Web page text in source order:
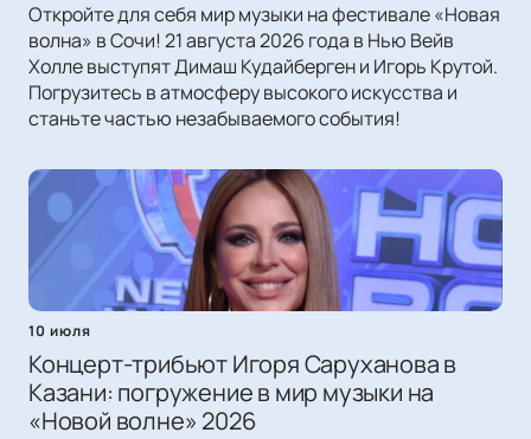
Откройте для себя мир музыки на фестивале «Новая
волна» в Сочи! 21 августа 2026 года в Нью Вейв
Холле выступят Димаш Кудайберген и Игорь Крутой.
Погрузитесь в атмосферу высокого искусства и
станьте частью незабываемого события!
10 июля
Концерт-трибьют Игоря Саруханова в
Казани: погружение в мир музыки на
«Новой волне» 2026